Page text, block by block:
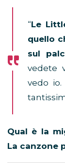
“Le
quello
sul
vedete
vedo io.
Qual è la
La canzone